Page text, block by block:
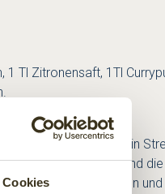
Cookies
Tl Zitronensaft, 1Tl
2Eßl Basilikum in
fraiche würzen und
mit Folie bedecken